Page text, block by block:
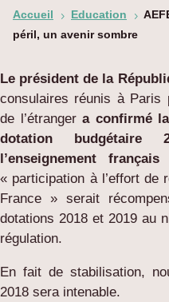
Accueil 5 Education 5
péril, un avenir sombre
Le président de la
consulaires réunis à Paris
de l’étranger a confirmé la
dotation budgétaire
l’enseignement
« participation à l’effort de
France » serait
dotations 2018 et 2019 au
régulation.
En fait de stabilisation,
2018 sera intenable.